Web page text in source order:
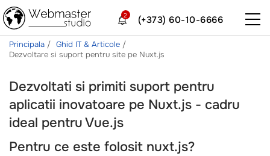
(+373) 60-10-6666
2
Principala
Ghid IT & Articole
Dezvoltare si suport pentru site pe Nuxt.js
Dezvoltati si primiti suport pentru
aplicatii inovatoare pe Nuxt.js - cadru
ideal pentru Vue.js
Pentru ce este folosit nuxt.js?